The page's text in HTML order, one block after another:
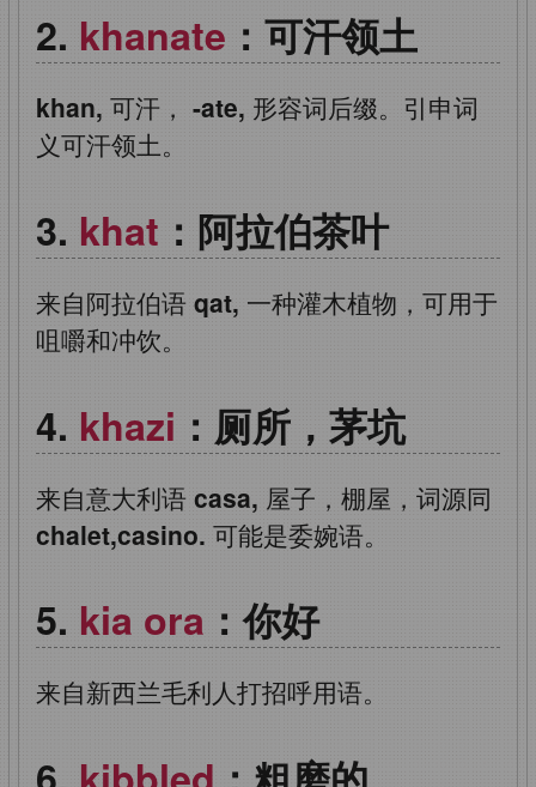
khanate ：可汗领土
khan, 可汗， -ate, 形容词后缀。引申词
义可汗领土。
khat ：阿拉伯茶叶
来自阿拉伯语 qat, 一种灌木植物，可用于
咀嚼和冲饮。
khazi ：厕所，茅坑
来自意大利语 casa, 屋子，棚屋，词源同
chalet,casino. 可能是委婉语。
kia ora ：你好
来自新西兰毛利人打招呼用语。